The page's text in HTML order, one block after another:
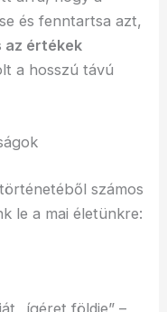
és fenntartsa azt,
az értékek
a hosszú távú
számos
le a mai életünkre:
„ígéret földje” –